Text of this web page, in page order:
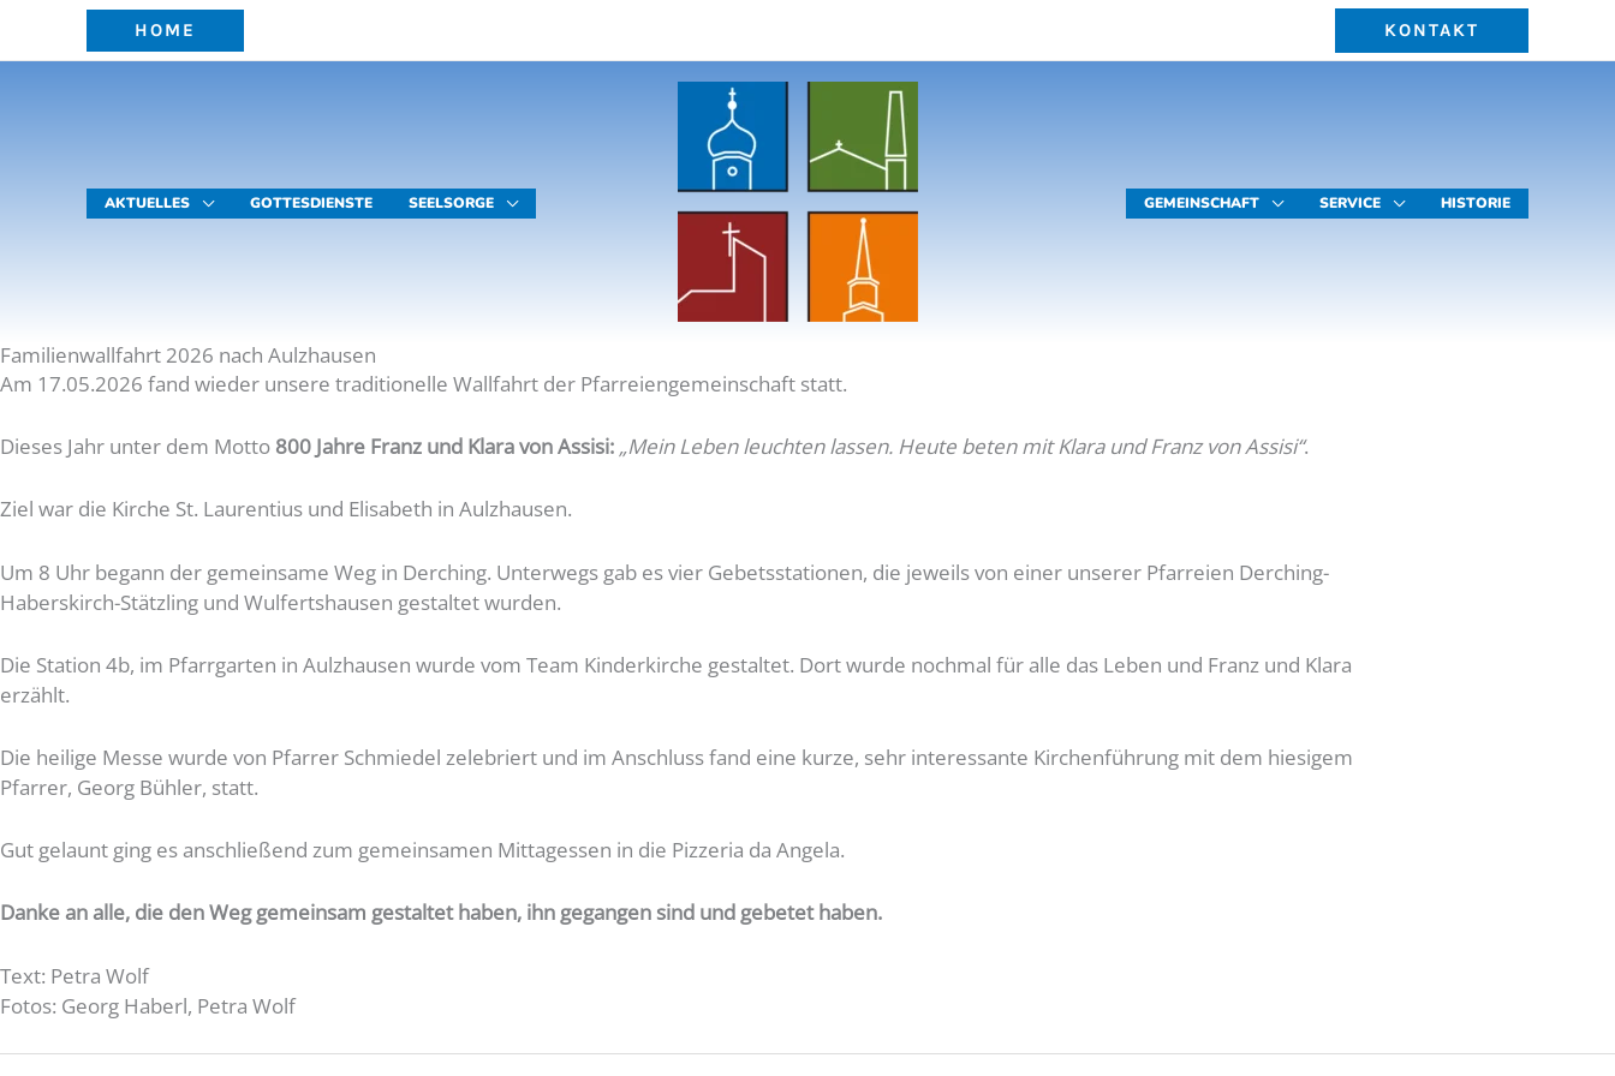
HOME KONTAKT
AKTUELLES GOTTESDIENSTE SEELSORGE GEMEINSCHAFT SERVICE HISTORIE
Familienwallfahrt 2026 nach Aulzhausen
Am 17.05.2026 fand wieder unsere traditionelle Wallfahrt der Pfarreiengemeinschaft statt.
Dieses Jahr unter dem Motto 800 Jahre Franz und Klara von Assisi: „Mein Leben leuchten lassen. Heute beten mit Klara und Franz von Assisi“.
Ziel war die Kirche St. Laurentius und Elisabeth in Aulzhausen.
Um 8 Uhr begann der gemeinsame Weg in Derching. Unterwegs gab es vier Gebetsstationen, die jeweils von einer unserer Pfarreien Derching-
Haberskirch-Stätzling und Wulfertshausen gestaltet wurden.
Die Station 4b, im Pfarrgarten in Aulzhausen wurde vom Team Kinderkirche gestaltet. Dort wurde nochmal für alle das Leben und Franz und Klara
erzählt.
Die heilige Messe wurde von Pfarrer Schmiedel zelebriert und im Anschluss fand eine kurze, sehr interessante Kirchenführung mit dem hiesigem
Pfarrer, Georg Bühler, statt.
Gut gelaunt ging es anschließend zum gemeinsamen Mittagessen in die Pizzeria da Angela.
Danke an alle, die den Weg gemeinsam gestaltet haben, ihn gegangen sind und gebetet haben.
Text: Petra Wolf
Fotos: Georg Haberl, Petra Wolf